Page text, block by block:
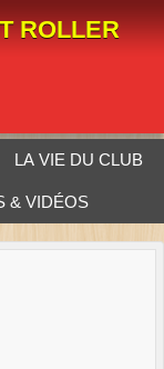
ROLLER
LA VIE DU CLUB
& VIDÉOS